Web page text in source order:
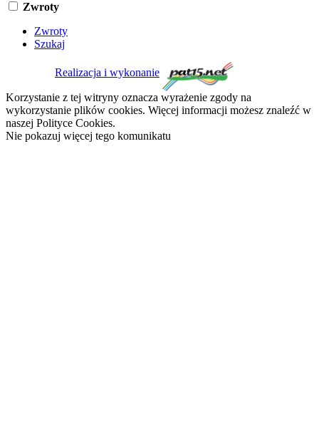
Zwroty
Zwroty
Szukaj
Realizacja i wykonanie
Korzystanie z tej witryny oznacza wyrażenie zgody na
wykorzystanie plików cookies. Więcej informacji możesz znaleźć w
naszej Polityce Cookies.
Nie pokazuj więcej tego komunikatu